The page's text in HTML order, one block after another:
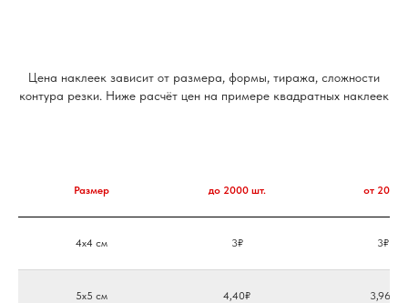
Цена наклеек зависит от размера, формы, тиража, сложности
контура резки. Ниже расчёт цен на примере квадратных наклеек
Размер до 2000 шт. от 2000
4х4 см 3₽ 3₽
5х5 см 4,40₽ 3,96₽